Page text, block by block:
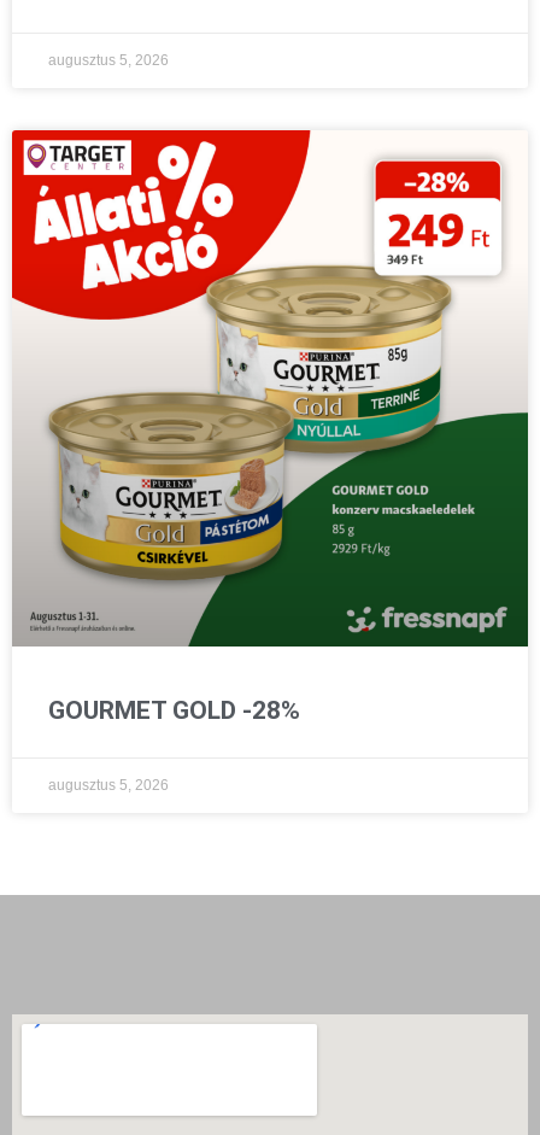
augusztus 5, 2026
GOURMET GOLD -28%
augusztus 5, 2026